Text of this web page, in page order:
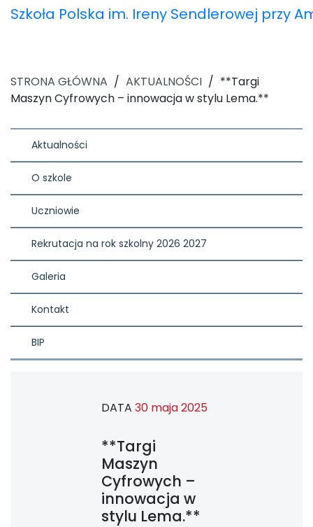
Szkoła Polska im. Ireny Sendlerowej przy
STRONA GŁÓWNA / AKTUALNOŚCI / **Targi
Maszyn Cyfrowych – innowacja w stylu Lema.**
Aktualności
O szkole
Uczniowie
Rekrutacja na rok szkolny 2026 2027
Galeria
Kontakt
BIP
DATA 30 maja 2025
**Targi
Maszyn
Cyfrowych –
innowacja w
stylu Lema.**